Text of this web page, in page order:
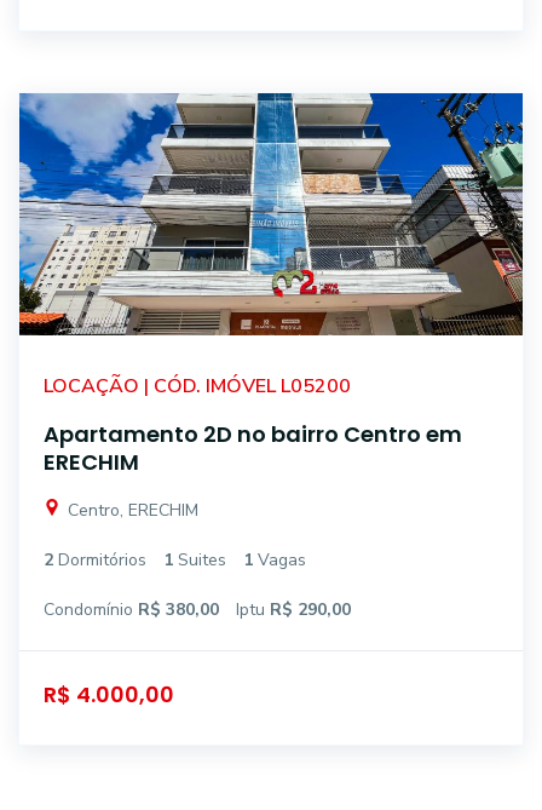
LOCAÇÃO | CÓD. IMÓVEL L05200
Apartamento 2D no bairro Centro em
ERECHIM
Centro, ERECHIM
2 Dormitórios 1 Suites 1 Vagas
Condomínio R$ 380,00 Iptu R$ 290,00
R$ 4.000,00